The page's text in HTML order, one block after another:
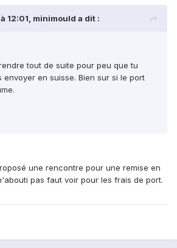
12:01, minimould a dit :
tout de suite pour peu que tu
envoyer en suisse. Bien sur si le port
une rencontre pour une remise en
pas faut voir pour les frais de port.